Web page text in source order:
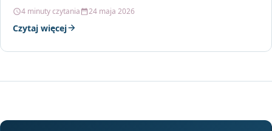
4 minuty czytania 24 maja 2026
Czytaj więcej